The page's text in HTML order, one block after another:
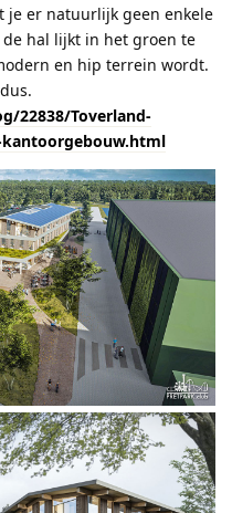
je er natuurlijk geen enkele
de hal lijkt in het groen te
en hip terrein wordt.
22838/Toverland-